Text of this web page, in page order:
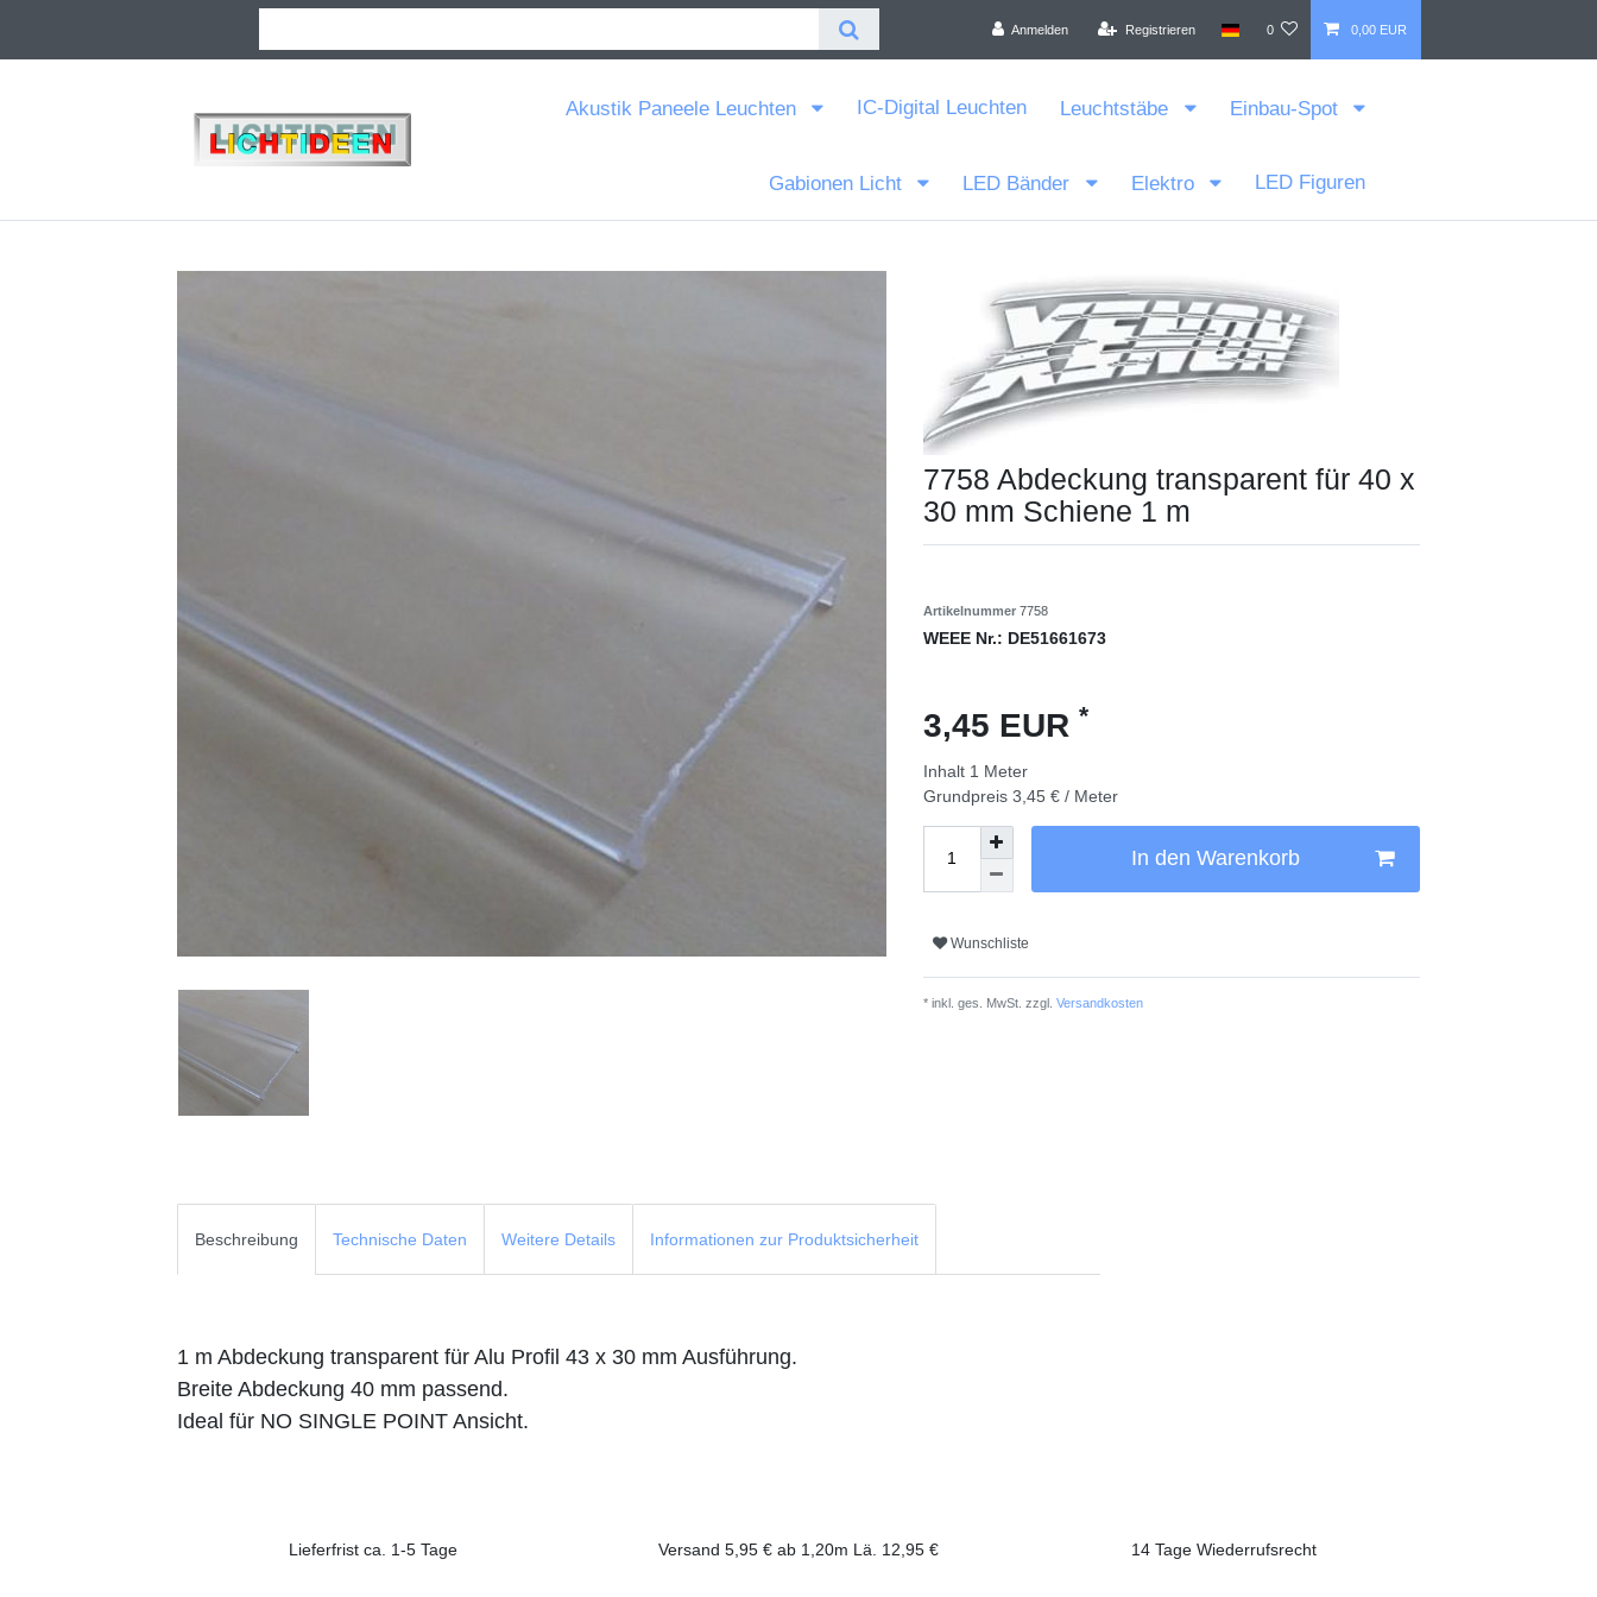
Anmelden Registrieren 0 0,00 EUR
Akustik Paneele Leuchten IC-Digital Leuchten Leuchtstäbe Einbau-Spot
Gabionen Licht LED Bänder Elektro LED Figuren
7758 Abdeckung transparent für 40 x
30 mm Schiene 1 m
Artikelnummer 7758
WEEE Nr.: DE51661673
3,45 EUR *
Inhalt 1 Meter
Grundpreis 3,45 € / Meter
In den Warenkorb
Wunschliste
* inkl. ges. MwSt. zzgl. Versandkosten
Beschreibung Technische Daten Weitere Details Informationen zur Produktsicherheit
1 m Abdeckung transparent für Alu Profil 43 x 30 mm Ausführung.
Breite Abdeckung 40 mm passend.
Ideal für NO SINGLE POINT Ansicht.
Lieferfrist ca. 1-5 Tage Versand 5,95 € ab 1,20m Lä. 12,95 € 14 Tage Wiederrufsrecht